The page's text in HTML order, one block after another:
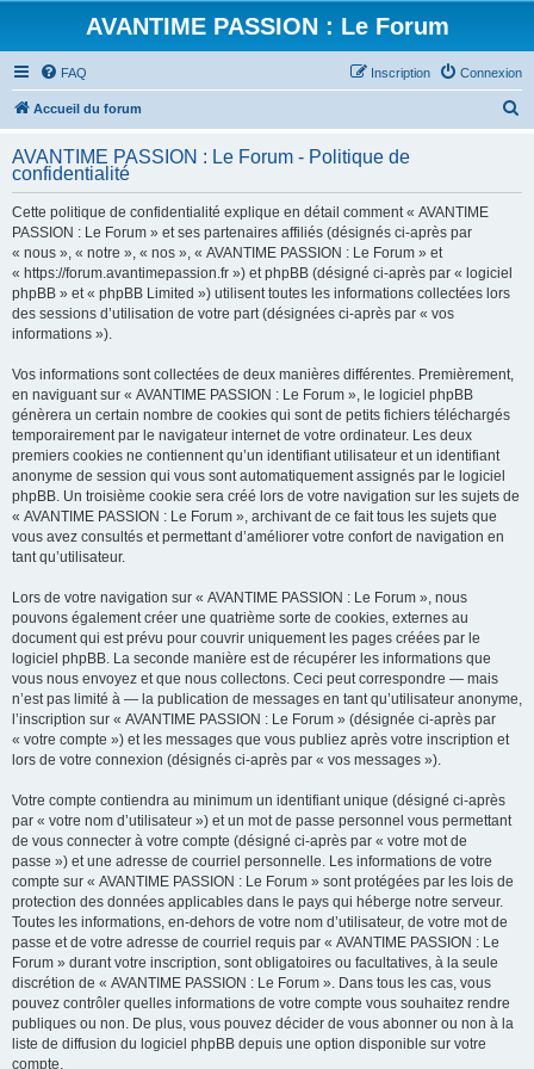
AVANTIME PASSION : Le Forum
FAQ Connexion
Inscription
Accueil du forum
h
AVANTIME PASSION : Le Forum - Politique de
confidentialité
Cette politique de confidentialité explique en détail comment « AVANTIME
PASSION : Le Forum » et ses partenaires affiliés (désignés ci-après par
« nous », « notre », « nos », « AVANTIME PASSION : Le Forum » et
« https://forum.avantimepassion.fr ») et phpBB (désigné ci-après par « logiciel
phpBB » et « phpBB Limited ») utilisent toutes les informations collectées lors
des sessions d’utilisation de votre part (désignées ci-après par « vos
informations »).
Vos informations sont collectées de deux manières différentes. Premièrement,
en naviguant sur « AVANTIME PASSION : Le Forum », le logiciel phpBB
génèrera un certain nombre de cookies qui sont de petits fichiers téléchargés
temporairement par le navigateur internet de votre ordinateur. Les deux
premiers cookies ne contiennent qu’un identifiant utilisateur et un identifiant
anonyme de session qui vous sont automatiquement assignés par le logiciel
phpBB. Un troisième cookie sera créé lors de votre navigation sur les sujets de
« AVANTIME PASSION : Le Forum », archivant de ce fait tous les sujets que
vous avez consultés et permettant d’améliorer votre confort de navigation en
tant qu’utilisateur.
Lors de votre navigation sur « AVANTIME PASSION : Le Forum », nous
pouvons également créer une quatrième sorte de cookies, externes au
document qui est prévu pour couvrir uniquement les pages créées par le
logiciel phpBB. La seconde manière est de récupérer les informations que
vous nous envoyez et que nous collectons. Ceci peut correspondre — mais
n’est pas limité à — la publication de messages en tant qu’utilisateur anonyme,
l’inscription sur « AVANTIME PASSION : Le Forum » (désignée ci-après par
« votre compte ») et les messages que vous publiez après votre inscription et
lors de votre connexion (désignés ci-après par « vos messages »).
Votre compte contiendra au minimum un identifiant unique (désigné ci-après
par « votre nom d’utilisateur ») et un mot de passe personnel vous permettant
de vous connecter à votre compte (désigné ci-après par « votre mot de
passe ») et une adresse de courriel personnelle. Les informations de votre
compte sur « AVANTIME PASSION : Le Forum » sont protégées par les lois de
protection des données applicables dans le pays qui héberge notre serveur.
Toutes les informations, en-dehors de votre nom d’utilisateur, de votre mot de
passe et de votre adresse de courriel requis par « AVANTIME PASSION : Le
Forum » durant votre inscription, sont obligatoires ou facultatives, à la seule
discrétion de « AVANTIME PASSION : Le Forum ». Dans tous les cas, vous
pouvez contrôler quelles informations de votre compte vous souhaitez rendre
publiques ou non. De plus, vous pouvez décider de vous abonner ou non à la
liste de diffusion du logiciel phpBB depuis une option disponible sur votre
compte.